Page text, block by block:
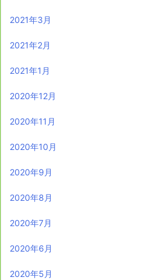
2021年3月
2021年2月
2021年1月
2020年12月
2020年11月
2020年10月
2020年9月
2020年8月
2020年7月
2020年6月
2020年5月